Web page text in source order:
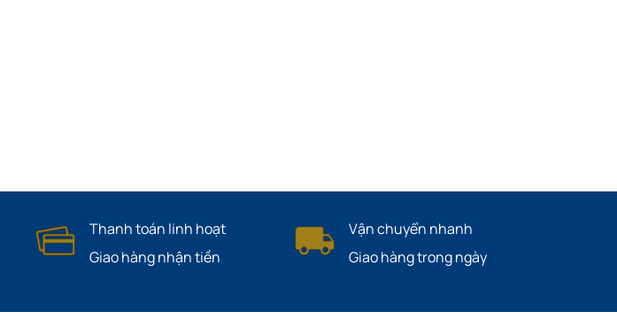
Thanh toán linh hoạt
Giao hàng nhận tiền
Vận chuyển nhanh
Giao hàng trong ngày